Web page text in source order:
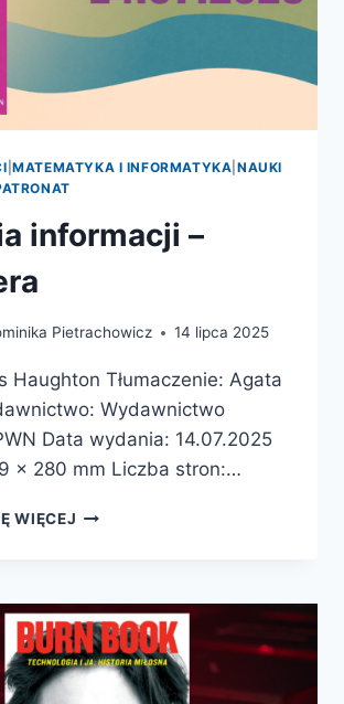
|MATEMATYKA I INFORMATYKA |NAUKI
informacji –
Pietrachowicz 14 lipca 2025
Haughton Tłumaczenie: Agata
Wydawnictwo
Data wydania: 14.07.2025
x 280 mm Liczba stron:…
WIĘCEJ HISTORIA